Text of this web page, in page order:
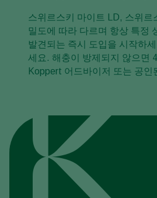
스위르스키 마이트 LD, 스위르
밀도에 따라 다르며 항상 특정
발견되는 즉시 도입을 시작하
세요. 해충이 방제되지 않으면
Koppert 어드바이저 또는 공